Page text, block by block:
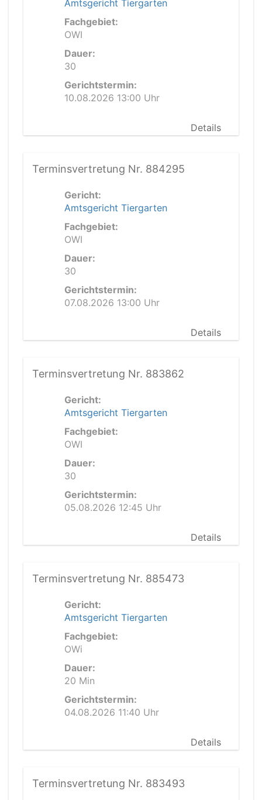
Amtsgericht Tiergarten
Fachgebiet:
OWI
Dauer:
30
Gerichtstermin:
10.08.2026 13:00 Uhr
Details
Terminsvertretung Nr. 884295
Gericht:
Amtsgericht Tiergarten
Fachgebiet:
OWI
Dauer:
30
Gerichtstermin:
07.08.2026 13:00 Uhr
Details
Terminsvertretung Nr. 883862
Gericht:
Amtsgericht Tiergarten
Fachgebiet:
OWI
Dauer:
30
Gerichtstermin:
05.08.2026 12:45 Uhr
Details
Terminsvertretung Nr. 885473
Gericht:
Amtsgericht Tiergarten
Fachgebiet:
OWi
Dauer:
20 Min
Gerichtstermin:
04.08.2026 11:40 Uhr
Details
Terminsvertretung Nr. 883493